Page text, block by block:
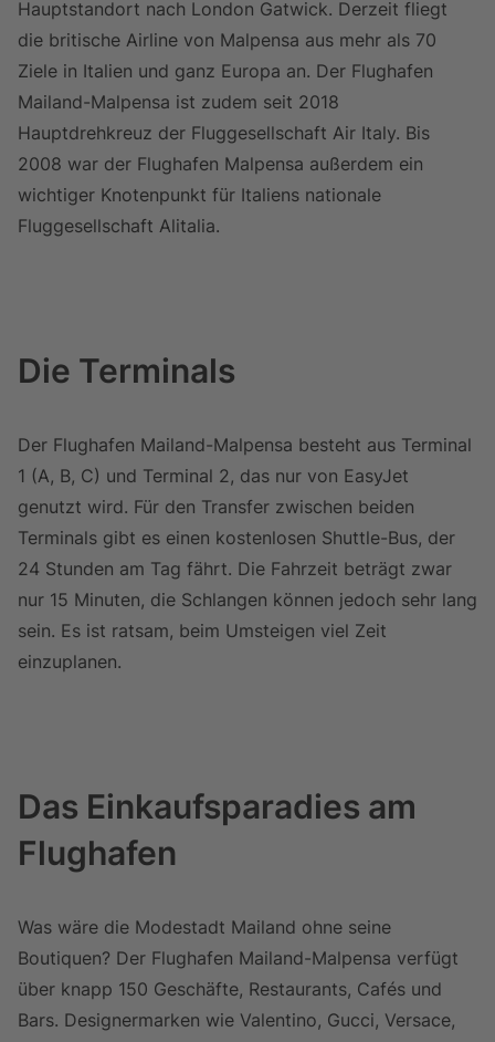
Hauptstandort nach London Gatwick. Derzeit fliegt
die britische Airline von Malpensa aus mehr als 70
Ziele in Italien und ganz Europa an. Der Flughafen
Mailand-Malpensa ist zudem seit 2018
Hauptdrehkreuz der Fluggesellschaft Air Italy. Bis
2008 war der Flughafen Malpensa außerdem ein
wichtiger Knotenpunkt für Italiens nationale
Fluggesellschaft Alitalia.
Die Terminals
Der Flughafen Mailand-Malpensa besteht aus Terminal
1 (A, B, C) und Terminal 2, das nur von EasyJet
genutzt wird. Für den Transfer zwischen beiden
Terminals gibt es einen kostenlosen Shuttle-Bus, der
24 Stunden am Tag fährt. Die Fahrzeit beträgt zwar
nur 15 Minuten, die Schlangen können jedoch sehr lang
sein. Es ist ratsam, beim Umsteigen viel Zeit
einzuplanen.
Das Einkaufsparadies am
Flughafen
Was wäre die Modestadt Mailand ohne seine
Boutiquen? Der Flughafen Mailand-Malpensa verfügt
über knapp 150 Geschäfte, Restaurants, Cafés und
Bars. Designermarken wie Valentino, Gucci, Versace,